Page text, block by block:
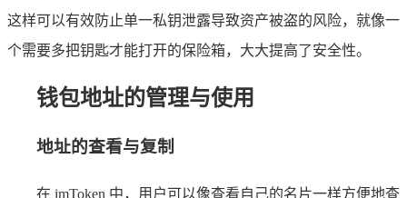
这样可以有效防止单一私钥泄露导致资产被盗的风险，就像一
个需要多把钥匙才能打开的保险箱，大大提高了安全性。
钱包地址的管理与使用
地址的查看与复制
在 imToken 中，用户可以像查看自己的名片一样方便地查